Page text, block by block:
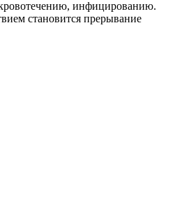
инфицированию.
становится прерывание